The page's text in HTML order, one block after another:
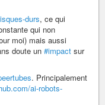
durs, ce qui
qui non
moi) mais aussi
doute un #impact sur
. Principalement
ai-robots-